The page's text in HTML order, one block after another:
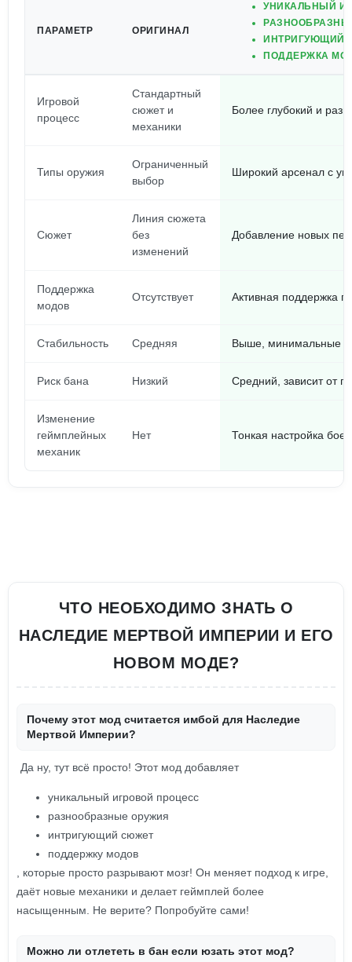
ПАРАМЕТР ОРИГИНАЛ
УНИКАЛЬНЫЙ
ИНТРИГУЮЩИЙ
ПОДДЕРЖКА
Игровой
процесс
Стандартный
сюжет и
механики
Более глубокий и
Типы оружия
Ограниченный
выбор
Широкий арсенал с
Сюжет
Линия сюжета
без
изменений
Добавление новых
Поддержка
модов
Отсутствует Активная поддержка
Стабильность Средняя Выше, минимальные
Риск бана Низкий Средний, зависит от
Изменение
геймплейных
механик
Нет Тонкая настройка
ЧТО НЕОБХОДИМО ЗНАТЬ О
НАСЛЕДИЕ МЕРТВОЙ ИМПЕРИИ И ЕГО
НОВОМ МОДЕ?
Почему этот мод считается имбой для Наследие
Мертвой Империи?
Да ну, тут всё просто! Этот мод добавляет
уникальный игровой процесс
разнообразные оружия
интригующий сюжет
поддержку модов
, которые просто разрывают мозг! Он меняет подход к игре,
даёт новые механики и делает геймплей более
насыщенным. Не верите? Попробуйте сами!
Можно ли отлететь в бан если юзать этот мод?